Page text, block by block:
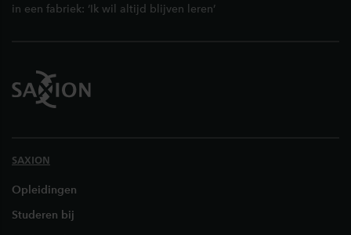
in een fabriek: ‘Ik wil altijd blijven leren’
SAXION
Opleidingen
Studeren bij